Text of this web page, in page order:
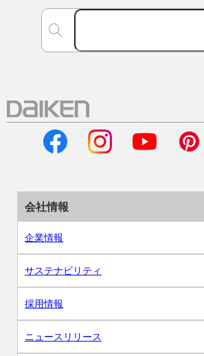
会社情報
企業情報
サステナビリティ
採用情報
ニュースリリース